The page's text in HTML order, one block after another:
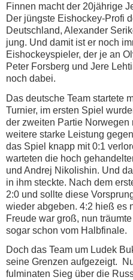
Finnen macht der 20jährige
Der jüngste Eishockey-Profi
Deutschland, Alexander
jung. Und damit ist er noch
Eishockeyspieler, der je an
Peter Forsberg und Jere
noch dabei.
Das deutsche Team startete
Turnier, im ersten Spiel
der zweiten Partie
weitere starke Leistung
das Spiel knapp mit 0:1
warteten die hoch
und Andrej Nikolishin. Und
in ihm steckte. Nach dem
2:0 und sollte diese
wieder abgeben. 4:2 hieß es
Freude war groß, nun
sogar schon vom Halbfinale.
Doch das Team um Ludek
seine Grenzen aufgezeigt.
fulminaten Sieg über die